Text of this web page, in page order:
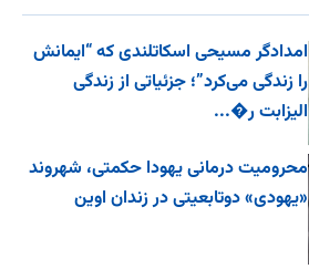
امدادگر مسیحی اسکاتلندی که “ایمانش
را زندگی می‌کرد”؛ جزئیاتی از زندگی
الیزابت ر�...
محرومیت درمانی یهودا حکمتی، شهروند
«یهودی» دوتابعیتی در زندان اوین